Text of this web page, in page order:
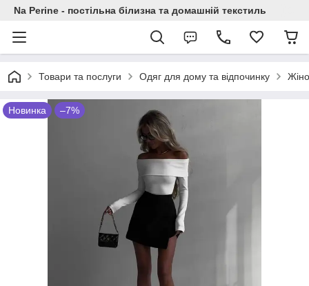
Na Perine - постільна білизна та домашній текстиль
Товари та послуги Одяг для дому та відпочинку
Новинка –7%